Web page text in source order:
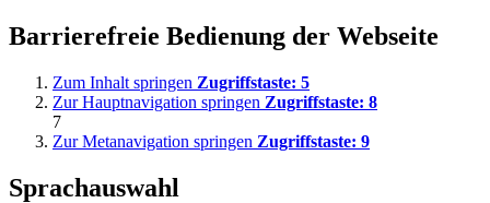
Barrierefreie Bedienung der Webseite
Zum Inhalt springen Zugriffstaste: 5
Zur Hauptnavigation springen Zugriffstaste: 8
7
Zur Metanavigation springen Zugriffstaste: 9
Sprachauswahl